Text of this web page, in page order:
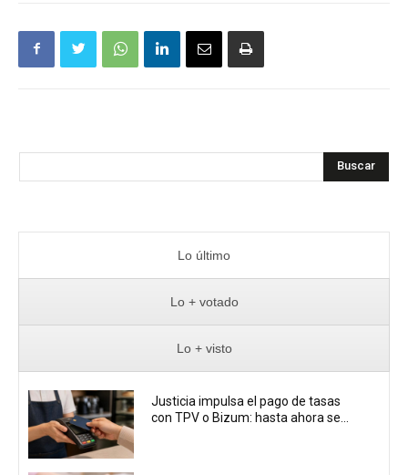
Buscar
Lo último
Lo + votado
Lo + visto
Justicia impulsa el pago de tasas
con TPV o Bizum: hasta ahora se...